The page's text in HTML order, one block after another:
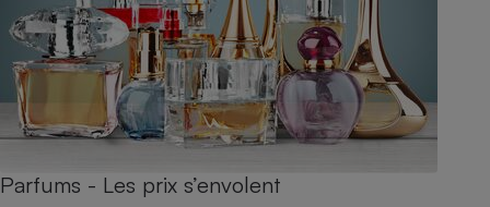
Parfums - Les prix s’envolent